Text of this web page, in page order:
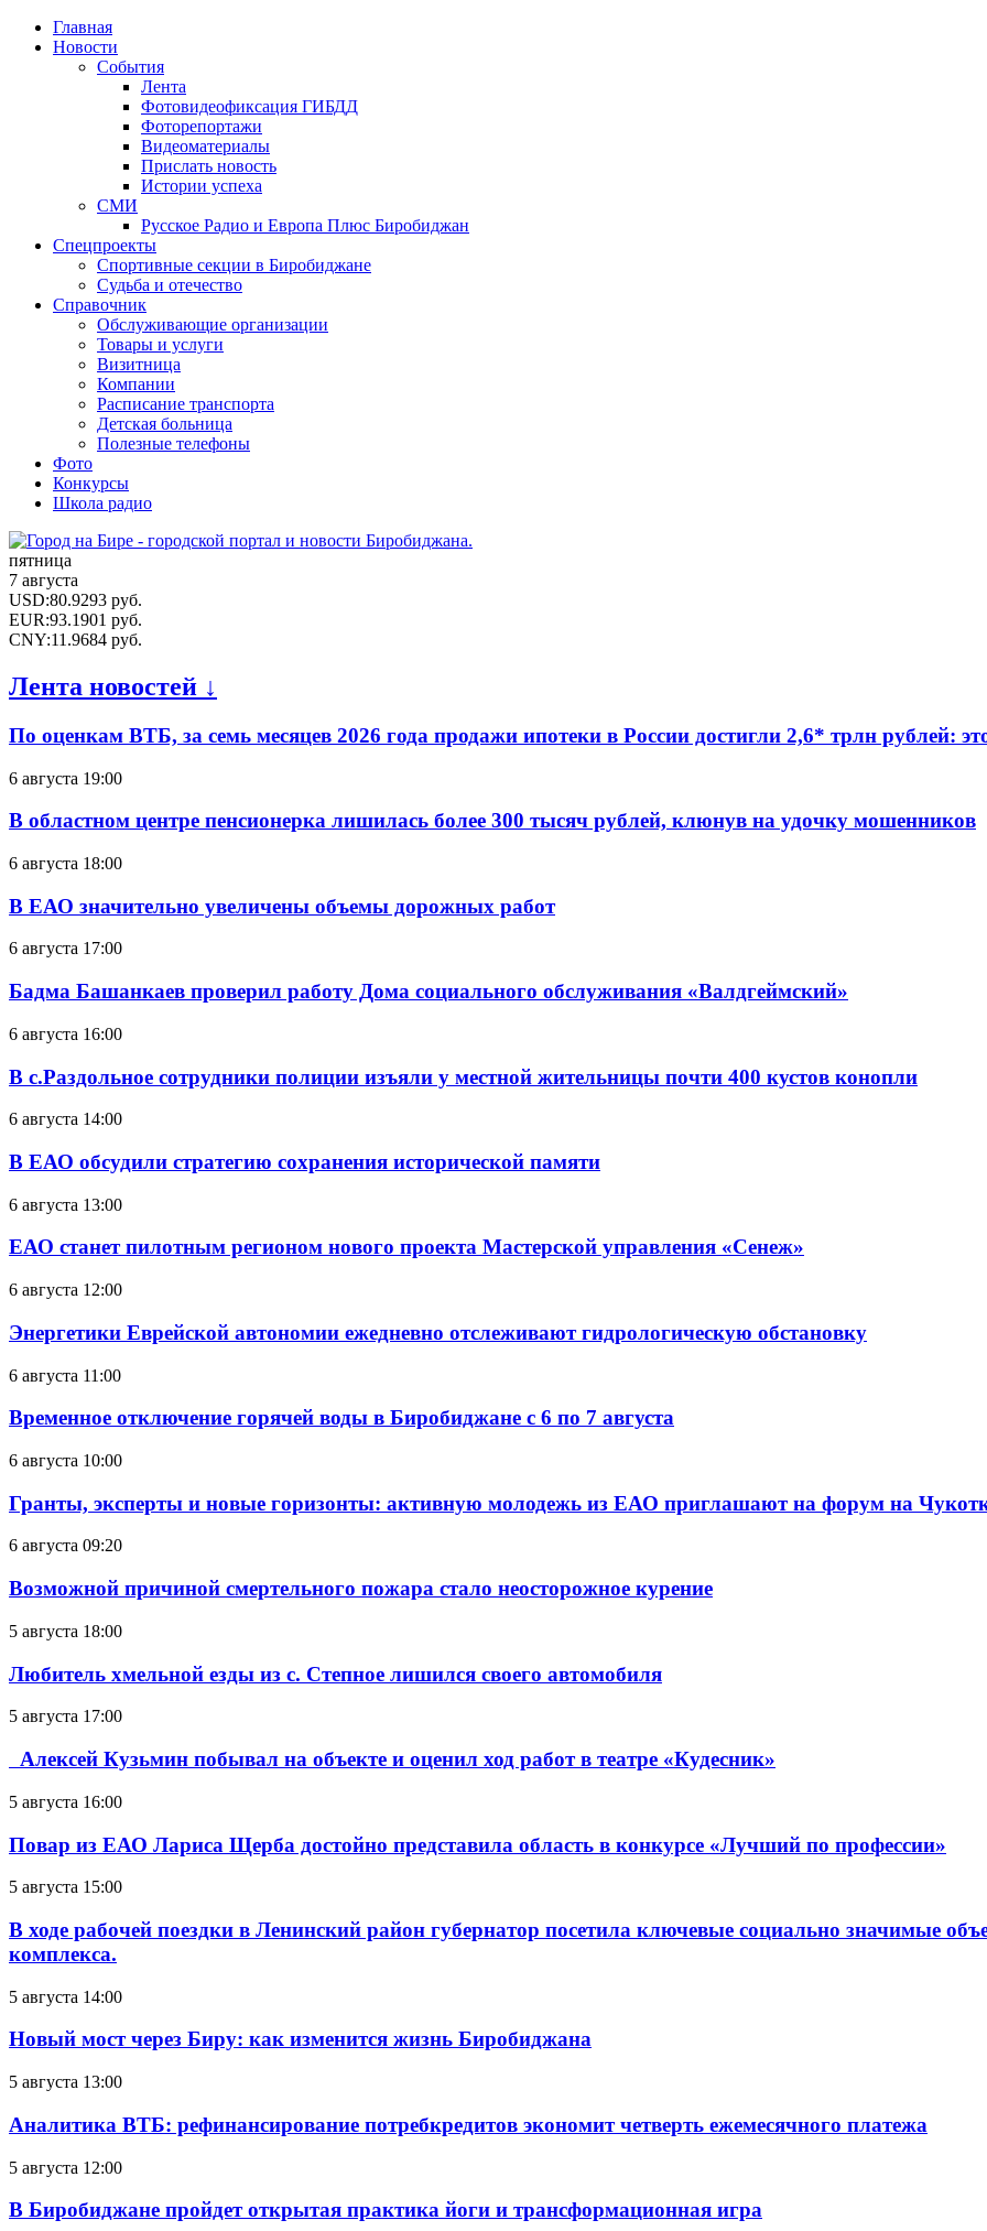
Главная
Новости
События
Лента
Фотовидеофиксация ГИБДД
Фоторепортажи
Видеоматериалы
Прислать новость
Истории успеха
СМИ
Русское Радио и Европа Плюс Биробиджан
Спецпроекты
Спортивные секции в Биробиджане
Судьба и отечество
Справочник
Обслуживающие организации
Товары и услуги
Визитница
Компании
Расписание транспорта
Детская больница
Полезные телефоны
Фото
Конкурсы
Школа радио
пятница
7 августа
USD:80.9293 руб.
EUR:93.1901 руб.
CNY:11.9684 руб.
Лента новостей ↓
По оценкам ВТБ, за семь месяцев 2026 года продажи ипотеки в России достигли 2,6* трлн рублей:
6 августа 19:00
В областном центре пенсионерка лишилась более 300 тысяч рублей, клюнув на удочку мошенников
6 августа 18:00
В ЕАО значительно увеличены объемы дорожных работ
6 августа 17:00
Бадма Башанкаев проверил работу Дома социального обслуживания «Валдгеймский»
6 августа 16:00
В с.Раздольное сотрудники полиции изъяли у местной жительницы почти 400 кустов конопли
6 августа 14:00
В ЕАО обсудили стратегию сохранения исторической памяти
6 августа 13:00
ЕАО станет пилотным регионом нового проекта Мастерской управления «Сенеж»
6 августа 12:00
Энергетики Еврейской автономии ежедневно отслеживают гидрологическую обстановку
6 августа 11:00
Временное отключение горячей воды в Биробиджане с 6 по 7 августа
6 августа 10:00
Гранты, эксперты и новые горизонты: активную молодежь из ЕАО приглашают на форум на
6 августа 09:20
Возможной причиной смертельного пожара стало неосторожное курение
5 августа 18:00
Любитель хмельной езды из с. Степное лишился своего автомобиля
5 августа 17:00
Алексей Кузьмин побывал на объекте и оценил ход работ в театре «Кудесник»
5 августа 16:00
Повар из ЕАО Лариса Щерба достойно представила область в конкурсе «Лучший по профессии»
5 августа 15:00
В ходе рабочей поездки в Ленинский район губернатор посетила ключевые социально значимые
комплекса.
5 августа 14:00
Новый мост через Биру: как изменится жизнь Биробиджана
5 августа 13:00
Аналитика ВТБ: рефинансирование потребкредитов экономит четверть ежемесячного платежа
5 августа 12:00
В Биробиджане пройдет открытая практика йоги и трансформационная игра